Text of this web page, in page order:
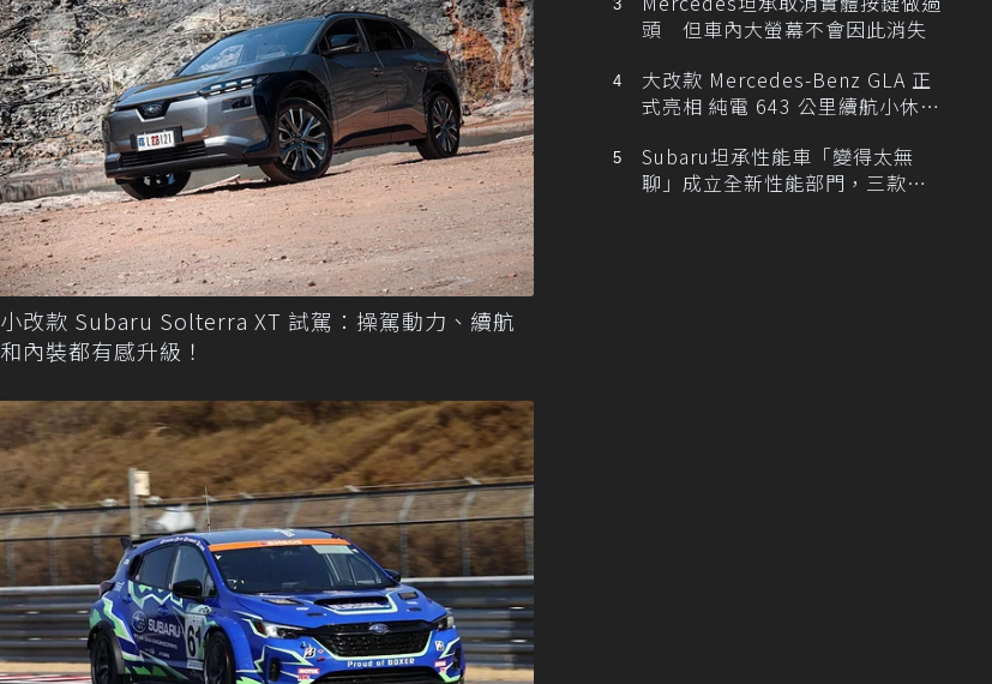
小改款 Subaru Solterra XT 試駕：操駕動力、續航
和內裝都有感升級！
頭 但車內大螢幕不會因此消失
大改款 Mercedes-Benz GLA 正
式亮相 純電 643 公里續航小休
Subaru坦承性能車「變得太無
聊」成立全新性能部門，三款手